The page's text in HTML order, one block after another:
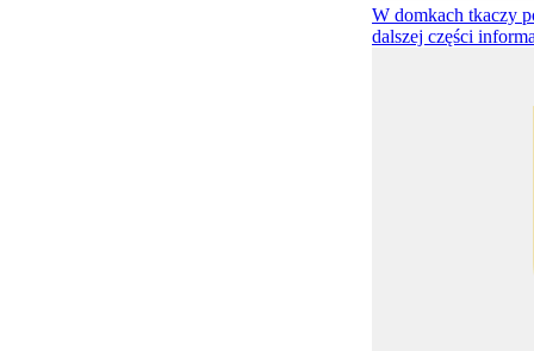
W domkach tkaczy
dalszej części